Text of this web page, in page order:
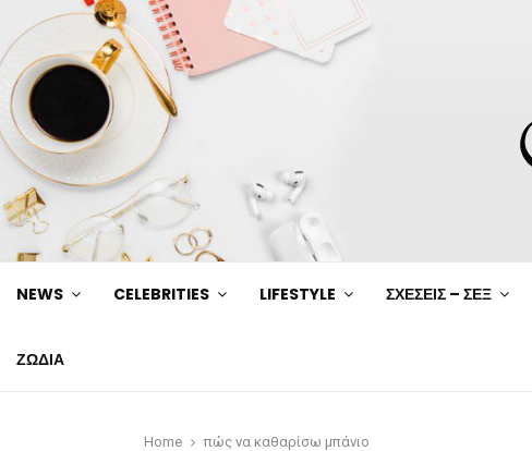
NEWS CELEBRITIES LIFESTYLE ΣΧΕΣΕΙΣ – ΣΕΞ
ΖΩΔΙΑ
Home πώς να καθαρίσω μπάνιο